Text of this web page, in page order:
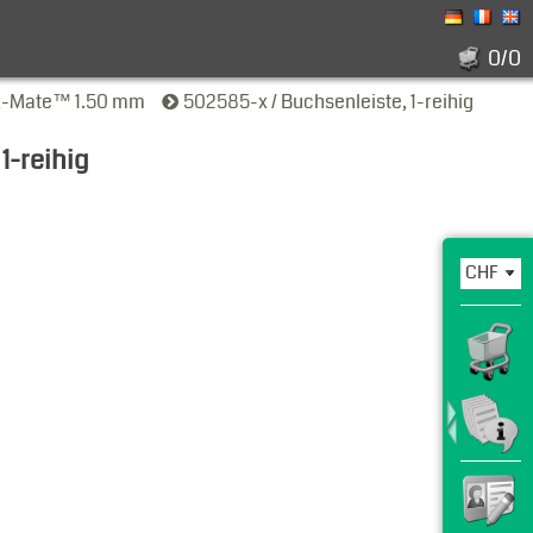
0/0
Mate™ 1.50 mm 502585-x / Buchsenleiste, 1-reihig
reihig